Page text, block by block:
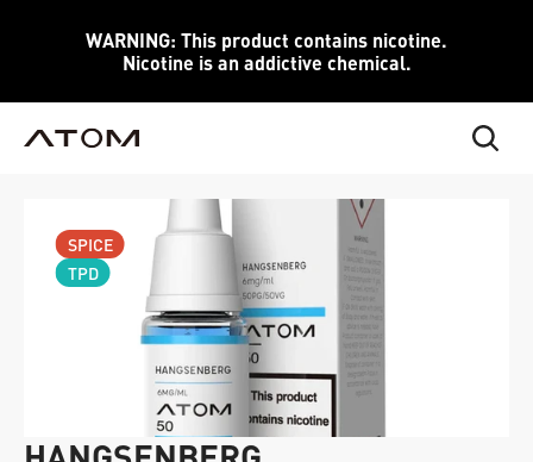
WARNING: This product contains nicotine.
Nicotine is an addictive chemical.
SPICE
TPD